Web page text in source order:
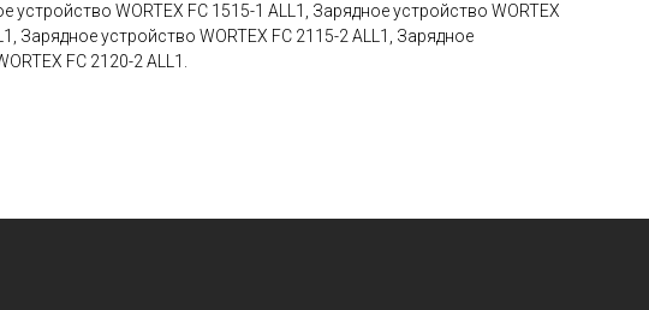
устройство WORTEX FC 1515-1 ALL1, Зарядное устройство WORTEX
Зарядное устройство WORTEX FC 2115-2 ALL1, Зарядное
FC 2120-2 ALL1.